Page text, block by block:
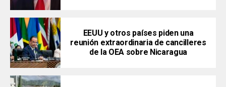
EEUU y otros países piden una
reunión extraordinaria de cancilleres
de la OEA sobre Nicaragua